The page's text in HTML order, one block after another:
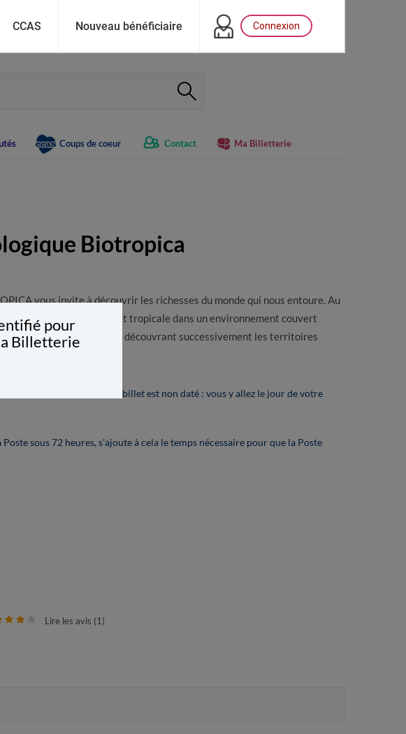
CCAS Nouveau bénéficiaire Connexion
pour
Billetterie
Coups de coeur Contact Ma Billetterie
Biotropica
vous invite à découvrir les richesses du monde qui nous entoure. Au
plongera au cœur de la forêt tropicale dans un environnement couvert
une expérience unique découvrant successivement les territoires
pour utiliser vos billets. Le billet est non daté : vous y allez le jour de votre
sous 72 heures, s'ajoute à cela le temps nécessaire pour que la Poste
Lire les avis (1)